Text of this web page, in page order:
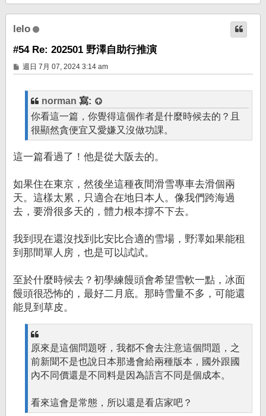
頂
端
lelo
#54 Re: 202501 野澤自助行推演
文
章
週日 7月 07, 2024 3:14 am
norman 寫:
你看這一篇，你覺得這個作者是什麼時候去的？且
很顯然貪便宜又愛嫌又沒做功課。
這一篇看過了！他是從大阪去的。
如果住在東京，然後坐這種夜間滑雪專車去滑個兩
天。這樣太累，只適合在地日本人。像我們跨海過
去，要滑很多天的，體力根本撐不下去。
我到現在還沒找到比安比合適的雪場，野澤如果能租
到那間單人房，也是可以試試。
至於什麼時候去？初學練饅頭會希望雪軟一點，冰面
饅頭很恐怖的，最好二月底。那時雪量不多，可能還
能見到草皮。
原來是這個問題呀，我都不會去注意這個問題，之
前新聞不是也說日本那邊會給兩種版本，國外跟國
內不同價還是不同料是因為語言不同是個成本。
看來這會是常態，所以還是看店家吧？